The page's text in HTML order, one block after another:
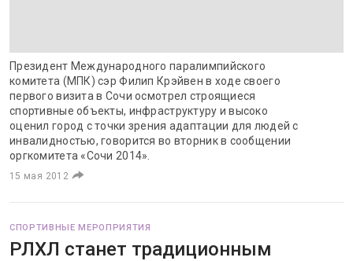
Президент Международного паралимпийского
комитета (МПК) сэр Филип Крэйвен в ходе своего
первого визита в Сочи осмотрел строящиеся
спортивные объекты, инфраструктуру и высоко
оценил город с точки зрения адаптации для людей с
инвалидностью, говорится во вторник в сообщении
оргкомитета «Сочи 2014».
15 мая 2012
СПОРТИВНЫЕ МЕРОПРИЯТИЯ
РЛХЛ станет традиционным